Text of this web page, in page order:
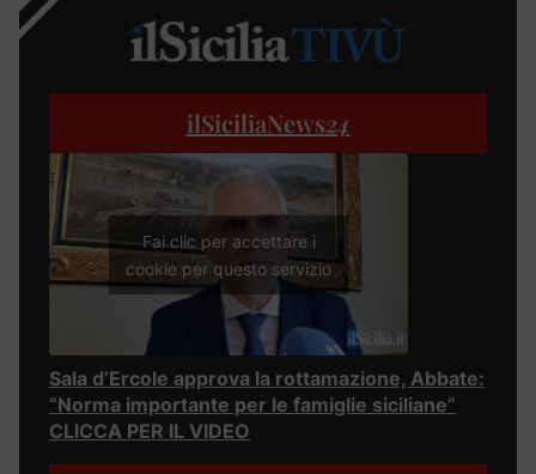
ilSiciliaNews24
Fai clic per accettare i
cookie per questo servizio
Sala d’Ercole approva la rottamazione, Abbate:
“Norma importante per le famiglie siciliane”
CLICCA PER IL VIDEO